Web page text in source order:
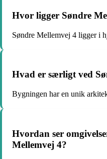
Hvor ligger Søndre
Søndre Mellemvej 4 ligger i
Hvad er særligt ved
Bygningen har en unik
Hvordan ser
Mellemvej 4?